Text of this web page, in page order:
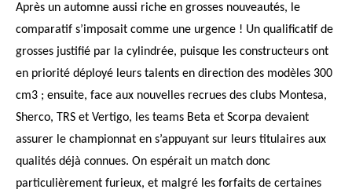
Après un automne aussi riche en grosses nouveautés, le
comparatif s’imposait comme une urgence ! Un qualificatif de
grosses justifié par la cylindrée, puisque les constructeurs ont
en priorité déployé leurs talents en direction des modèles 300
cm3 ; ensuite, face aux nouvelles recrues des clubs Montesa,
Sherco, TRS et Vertigo, les teams Beta et Scorpa devaient
assurer le championnat en s’appuyant sur leurs titulaires aux
qualités déjà connues. On espérait un match donc
particulièrement furieux, et malgré les forfaits de certaines